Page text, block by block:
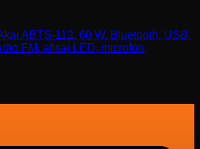
ABTS-112, 60 W, Bluetooth, USB,
FM, afisaj LED, microfon,